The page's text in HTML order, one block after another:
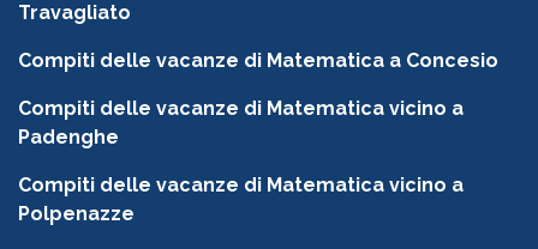
Travagliato
Compiti delle vacanze di Matematica a Concesio
Compiti delle vacanze di Matematica vicino a
Padenghe
Compiti delle vacanze di Matematica vicino a
Polpenazze